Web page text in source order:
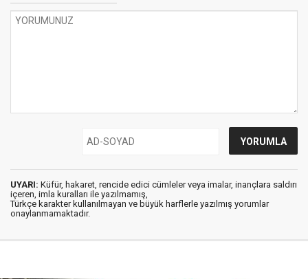
UYARI: Küfür, hakaret, rencide edici cümleler veya imalar, inançlara saldırı
içeren, imla kuralları ile yazılmamış,
Türkçe karakter kullanılmayan ve büyük harflerle yazılmış yorumlar
onaylanmamaktadır.